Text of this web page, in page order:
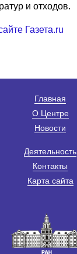
и отходов.
Газета.ru
Главная
О Центре
Новости
Деятельность
Контакты
Карта сайта